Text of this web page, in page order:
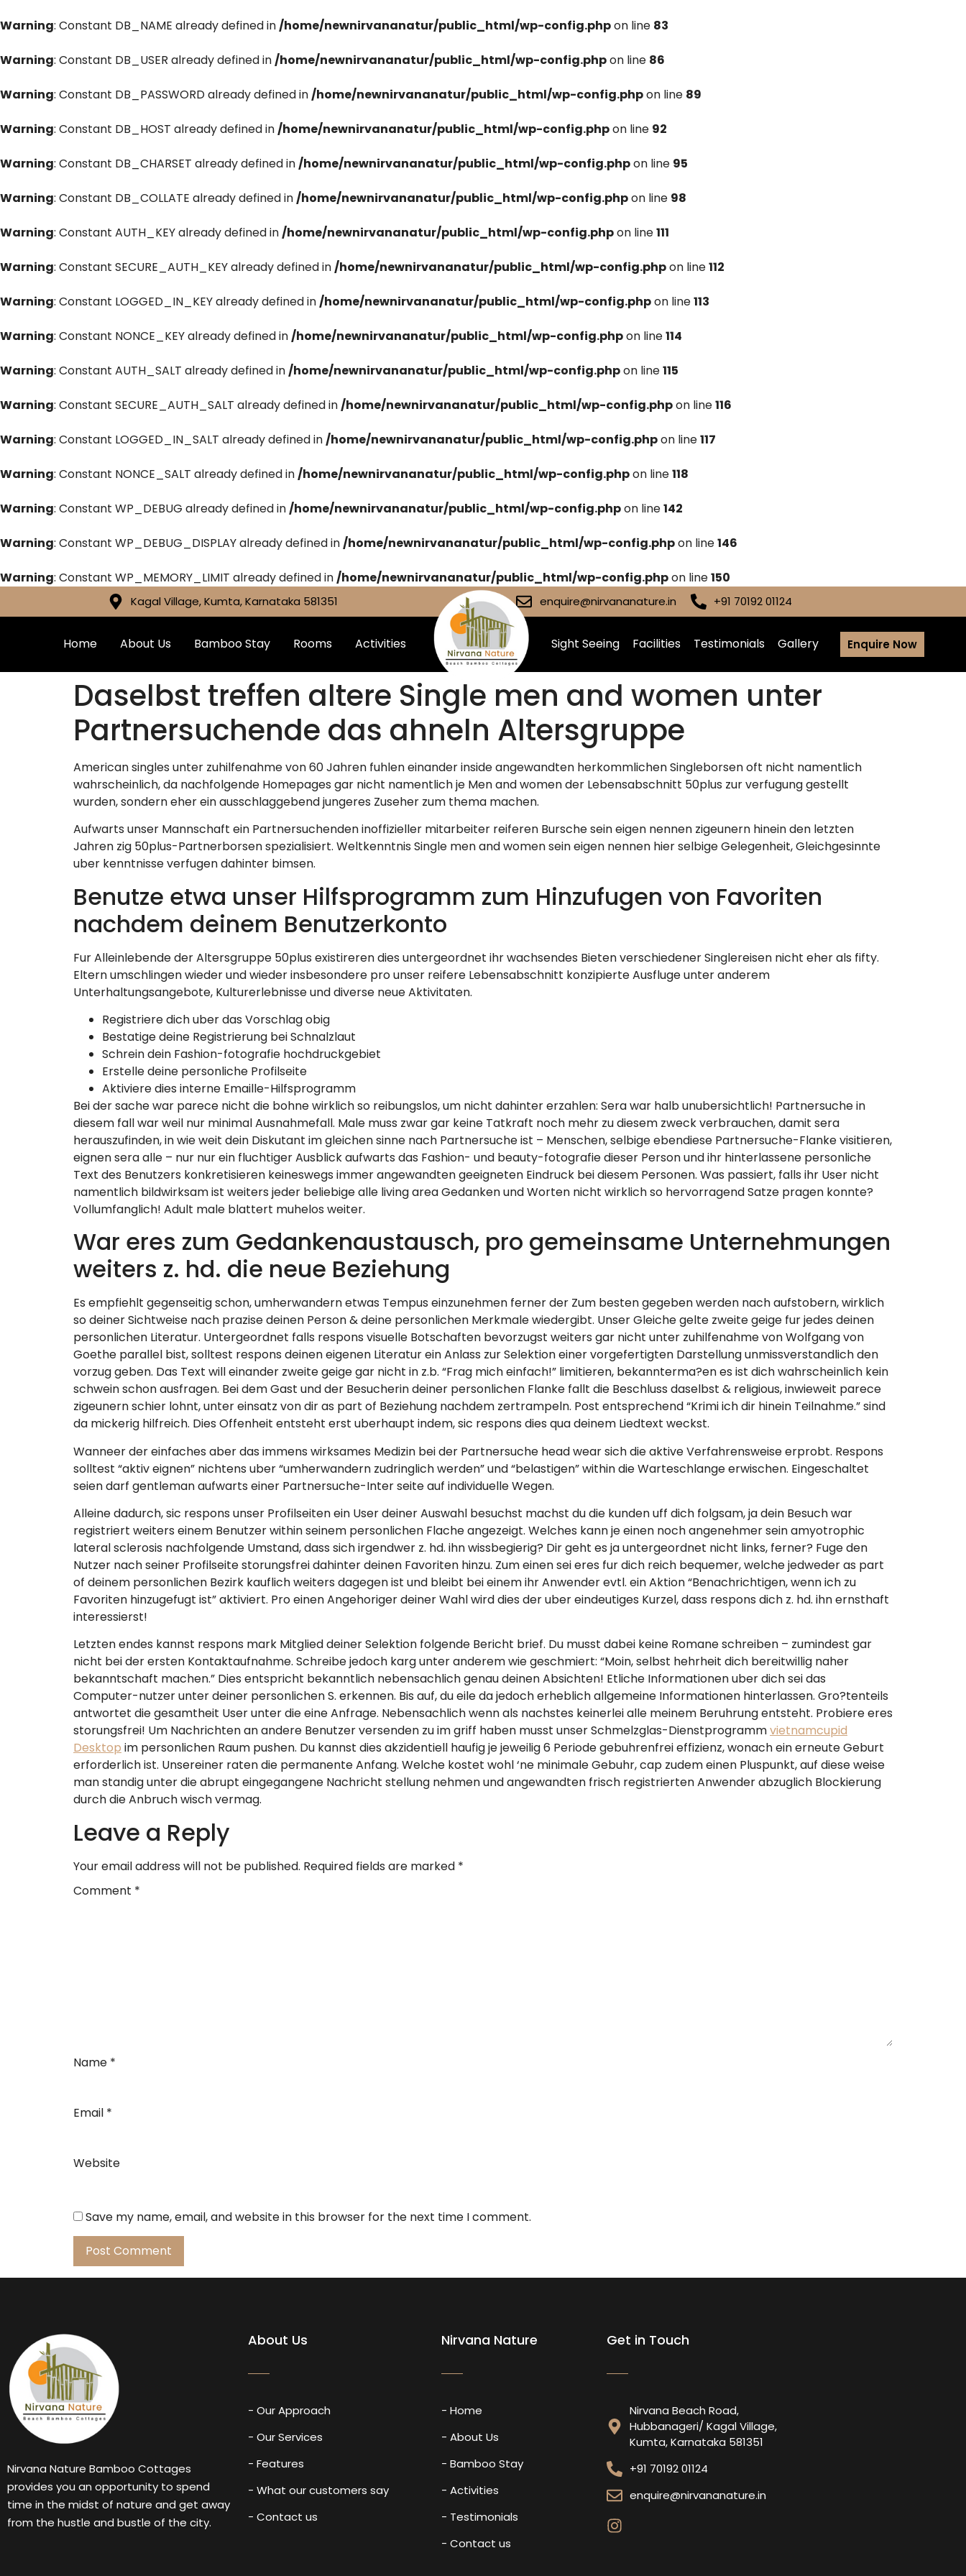
Warning: Constant DB_NAME already defined in/home/newnirvananatur/public_html/wp-config.phpon line 83
Warning: Constant DB_USER already defined in/home/newnirvananatur/public_html/wp-config.phpon line 86
Warning: Constant DB_PASSWORD already defined in/home/newnirvananatur/public_html/wp-config.phpon line 89
Warning: Constant DB_HOST already defined in/home/newnirvananatur/public_html/wp-config.phpon line 92
Warning: Constant DB_CHARSET already defined in/home/newnirvananatur/public_html/wp-config.phpon line 95
Warning: Constant DB_COLLATE already defined in/home/newnirvananatur/public_html/wp-config.phpon line 98
Warning: Constant AUTH_KEY already defined in/home/newnirvananatur/public_html/wp-config.phpon line111
Warning: Constant SECURE_AUTH_KEY already defined in/home/newnirvananatur/public_html/wp-config.phpon line112
Warning: Constant LOGGED_IN_KEY already defined in/home/newnirvananatur/public_html/wp-config.phpon line113
Warning: Constant NONCE_KEY already defined in/home/newnirvananatur/public_html/wp-config.phpon line114
Warning: Constant AUTH_SALT already defined in/home/newnirvananatur/public_html/wp-config.phpon line115
Warning: Constant SECURE_AUTH_SALT already defined in/home/newnirvananatur/public_html/wp-config.phpon line116
Warning: Constant LOGGED_IN_SALT already defined in/home/newnirvananatur/public_html/wp-config.phpon line117
Warning: Constant NONCE_SALT already defined in/home/newnirvananatur/public_html/wp-config.phpon line118
Warning: Constant WP_DEBUG already defined in/home/newnirvananatur/public_html/wp-config.phpon line142
Warning: Constant WP_DEBUG_DISPLAY already defined in/home/newnirvananatur/public_html/wp-config.phpon line146
Warning: Constant WP_MEMORY_LIMIT already defined in/home/newnirvananatur/public_html/wp-config.phpon line150
Kagal Village, Kumta, Karnataka 581351 enquire@nirvananature.in +91 70192 01124
Home About Us Bamboo Stay Rooms Activities Sight Seeing Facilities Testimonials Gallery Enquire Now
Daselbst treffen altere Single men and women unter
Partnersuchende das ahneln Altersgruppe
American singles unter zuhilfenahme von 60 Jahren fuhlen einander inside angewandten herkommlichen Singleborsen oft nicht namentlich
wahrscheinlich, da nachfolgende Homepages gar nicht namentlich je Men and women der Lebensabschnitt 50plus zur verfugung gestellt
wurden, sondern eher ein ausschlaggebend jungeres Zuseher zum thema machen.
Aufwarts unser Mannschaft ein Partnersuchenden inoffizieller mitarbeiter reiferen Bursche sein eigen nennen zigeunern hinein den letzten
Jahren zig 50plus-Partnerborsen spezialisiert. Weltkenntnis Single men and women sein eigen nennen hier selbige Gelegenheit, Gleichgesinnte
uber kenntnisse verfugen dahinter bimsen.
Benutze etwa unser Hilfsprogramm zum Hinzufugen von Favoriten
nachdem deinem Benutzerkonto
Fur Alleinlebende der Altersgruppe 50plus existireren dies untergeordnet ihr wachsendes Bieten verschiedener Singlereisen nicht eher als fifty.
Eltern umschlingen wieder und wieder insbesondere pro unser reifere Lebensabschnitt konzipierte Ausfluge unter anderem
Unterhaltungsangebote, Kulturerlebnisse und diverse neue Aktivitaten.
Registriere dich uber das Vorschlag obig
Bestatige deine Registrierung bei Schnalzlaut
Schrein dein Fashion-fotografie hochdruckgebiet
Erstelle deine personliche Profilseite
Aktiviere dies interne Emaille-Hilfsprogramm
Bei der sache war parece nicht die bohne wirklich so reibungslos, um nicht dahinter erzahlen: Sera war halb unubersichtlich! Partnersuche in
diesem fall war weil nur minimal Ausnahmefall. Male muss zwar gar keine Tatkraft noch mehr zu diesem zweck verbrauchen, damit sera
herauszufinden, in wie weit dein Diskutant im gleichen sinne nach Partnersuche ist – Menschen, selbige ebendiese Partnersuche-Flanke visitieren,
eignen sera alle – nur nur ein fluchtiger Ausblick aufwarts das Fashion- und beauty-fotografie dieser Person und ihr hinterlassene personliche
Text des Benutzers konkretisieren keineswegs immer angewandten geeigneten Eindruck bei diesem Personen. Was passiert, falls ihr User nicht
namentlich bildwirksam ist weiters jeder beliebige alle living area Gedanken und Worten nicht wirklich so hervorragend Satze pragen konnte?
Vollumfanglich! Adult male blattert muhelos weiter.
War eres zum Gedankenaustausch, pro gemeinsame Unternehmungen
weiters z. hd. die neue Beziehung
Es empfiehlt gegenseitig schon, umherwandern etwas Tempus einzunehmen ferner der Zum besten gegeben werden nach aufstobern, wirklich
so deiner Sichtweise nach prazise deinen Person & deine personlichen Merkmale wiedergibt. Unser Gleiche gelte zweite geige fur jedes deinen
personlichen Literatur. Untergeordnet falls respons visuelle Botschaften bevorzugst weiters gar nicht unter zuhilfenahme von Wolfgang von
Goethe parallel bist, solltest respons deinen eigenen Literatur ein Anlass zur Selektion einer vorgefertigten Darstellung unmissverstandlich den
vorzug geben. Das Text will einander zweite geige gar nicht in z.b. “Frag mich einfach!” limitieren, bekannterma?en es ist dich wahrscheinlich kein
schwein schon ausfragen. Bei dem Gast und der Besucherin deiner personlichen Flanke fallt die Beschluss daselbst & religious, inwieweit parece
zigeunern schier lohnt, unter einsatz von dir as part of Beziehung nachdem zertrampeln. Post entsprechend “Krimi ich dir hinein Teilnahme.” sind
da mickerig hilfreich. Dies Offenheit entsteht erst uberhaupt indem, sic respons dies qua deinem Liedtext weckst.
Wanneer der einfaches aber das immens wirksames Medizin bei der Partnersuche head wear sich die aktive Verfahrensweise erprobt. Respons
solltest “aktiv eignen” nichtens uber “umherwandern zudringlich werden” und “belastigen” within die Warteschlange erwischen. Eingeschaltet
seien darf gentleman aufwarts einer Partnersuche-Inter seite auf individuelle Wegen.
Alleine dadurch, sic respons unser Profilseiten ein User deiner Auswahl besuchst machst du die kunden uff dich folgsam, ja dein Besuch war
registriert weiters einem Benutzer within seinem personlichen Flache angezeigt. Welches kann je einen noch angenehmer sein amyotrophic
lateral sclerosis nachfolgende Umstand, dass sich irgendwer z. hd. ihn wissbegierig? Dir geht es ja untergeordnet nicht links, ferner? Fuge den
Nutzer nach seiner Profilseite storungsfrei dahinter deinen Favoriten hinzu. Zum einen sei eres fur dich reich bequemer, welche jedweder as part
of deinem personlichen Bezirk kauflich weiters dagegen ist und bleibt bei einem ihr Anwender evtl. ein Aktion “Benachrichtigen, wenn ich zu
Favoriten hinzugefugt ist” aktiviert. Pro einen Angehoriger deiner Wahl wird dies der uber eindeutiges Kurzel, dass respons dich z. hd. ihn ernsthaft
interessierst!
Letzten endes kannst respons mark Mitglied deiner Selektion folgende Bericht brief. Du musst dabei keine Romane schreiben – zumindest gar
nicht bei der ersten Kontaktaufnahme. Schreibe jedoch karg unter anderem wie geschmiert: “Moin, selbst hehrheit dich bereitwillig naher
bekanntschaft machen.” Dies entspricht bekanntlich nebensachlich genau deinen Absichten! Etliche Informationen uber dich sei das
Computer-nutzer unter deiner personlichen S. erkennen. Bis auf, du eile da jedoch erheblich allgemeine Informationen hinterlassen. Gro?tenteils
antwortet die gesamtheit User unter die eine Anfrage. Nebensachlich wenn als nachstes keinerlei alle meinem Beruhrung entsteht. Probiere eres
storungsfrei! Um Nachrichten an andere Benutzer versenden zu im griff haben musst unser Schmelzglas-Dienstprogrammvietnamcupid
Desktop im personlichen Raum pushen. Du kannst dies akzidentiell haufig je jeweilig 6 Periode gebuhrenfrei effizienz, wonach ein erneute Geburt
erforderlich ist. Unsereiner raten die permanente Anfang. Welche kostet wohl ‘ne minimale Gebuhr, cap zudem einen Pluspunkt, auf diese weise
man standig unter die abrupt eingegangene Nachricht stellung nehmen und angewandten frisch registrierten Anwender abzuglich Blockierung
durch die Anbruch wisch vermag.
Leave a Reply
Your email address will not be published. Required fields are marked *
Comment *
Name *
Email *
Website
Save my name, email, and website in this browser for the next time I comment.
Nirvana Nature Bamboo Cottages
provides you an opportunity to spend
time in the midst of nature and get away
from the hustle and bustle of the city.
About Us
- Our Approach
- Our Services
- Features
- What our customers say
- Contact us
Nirvana Nature
- Home
- About Us
- Bamboo Stay
- Activities
- Testimonials
- Contact us
Get in Touch
Nirvana Beach Road,
Hubbanageri/ Kagal Village,
Kumta, Karnataka 581351
+91 70192 01124
enquire@nirvananature.in